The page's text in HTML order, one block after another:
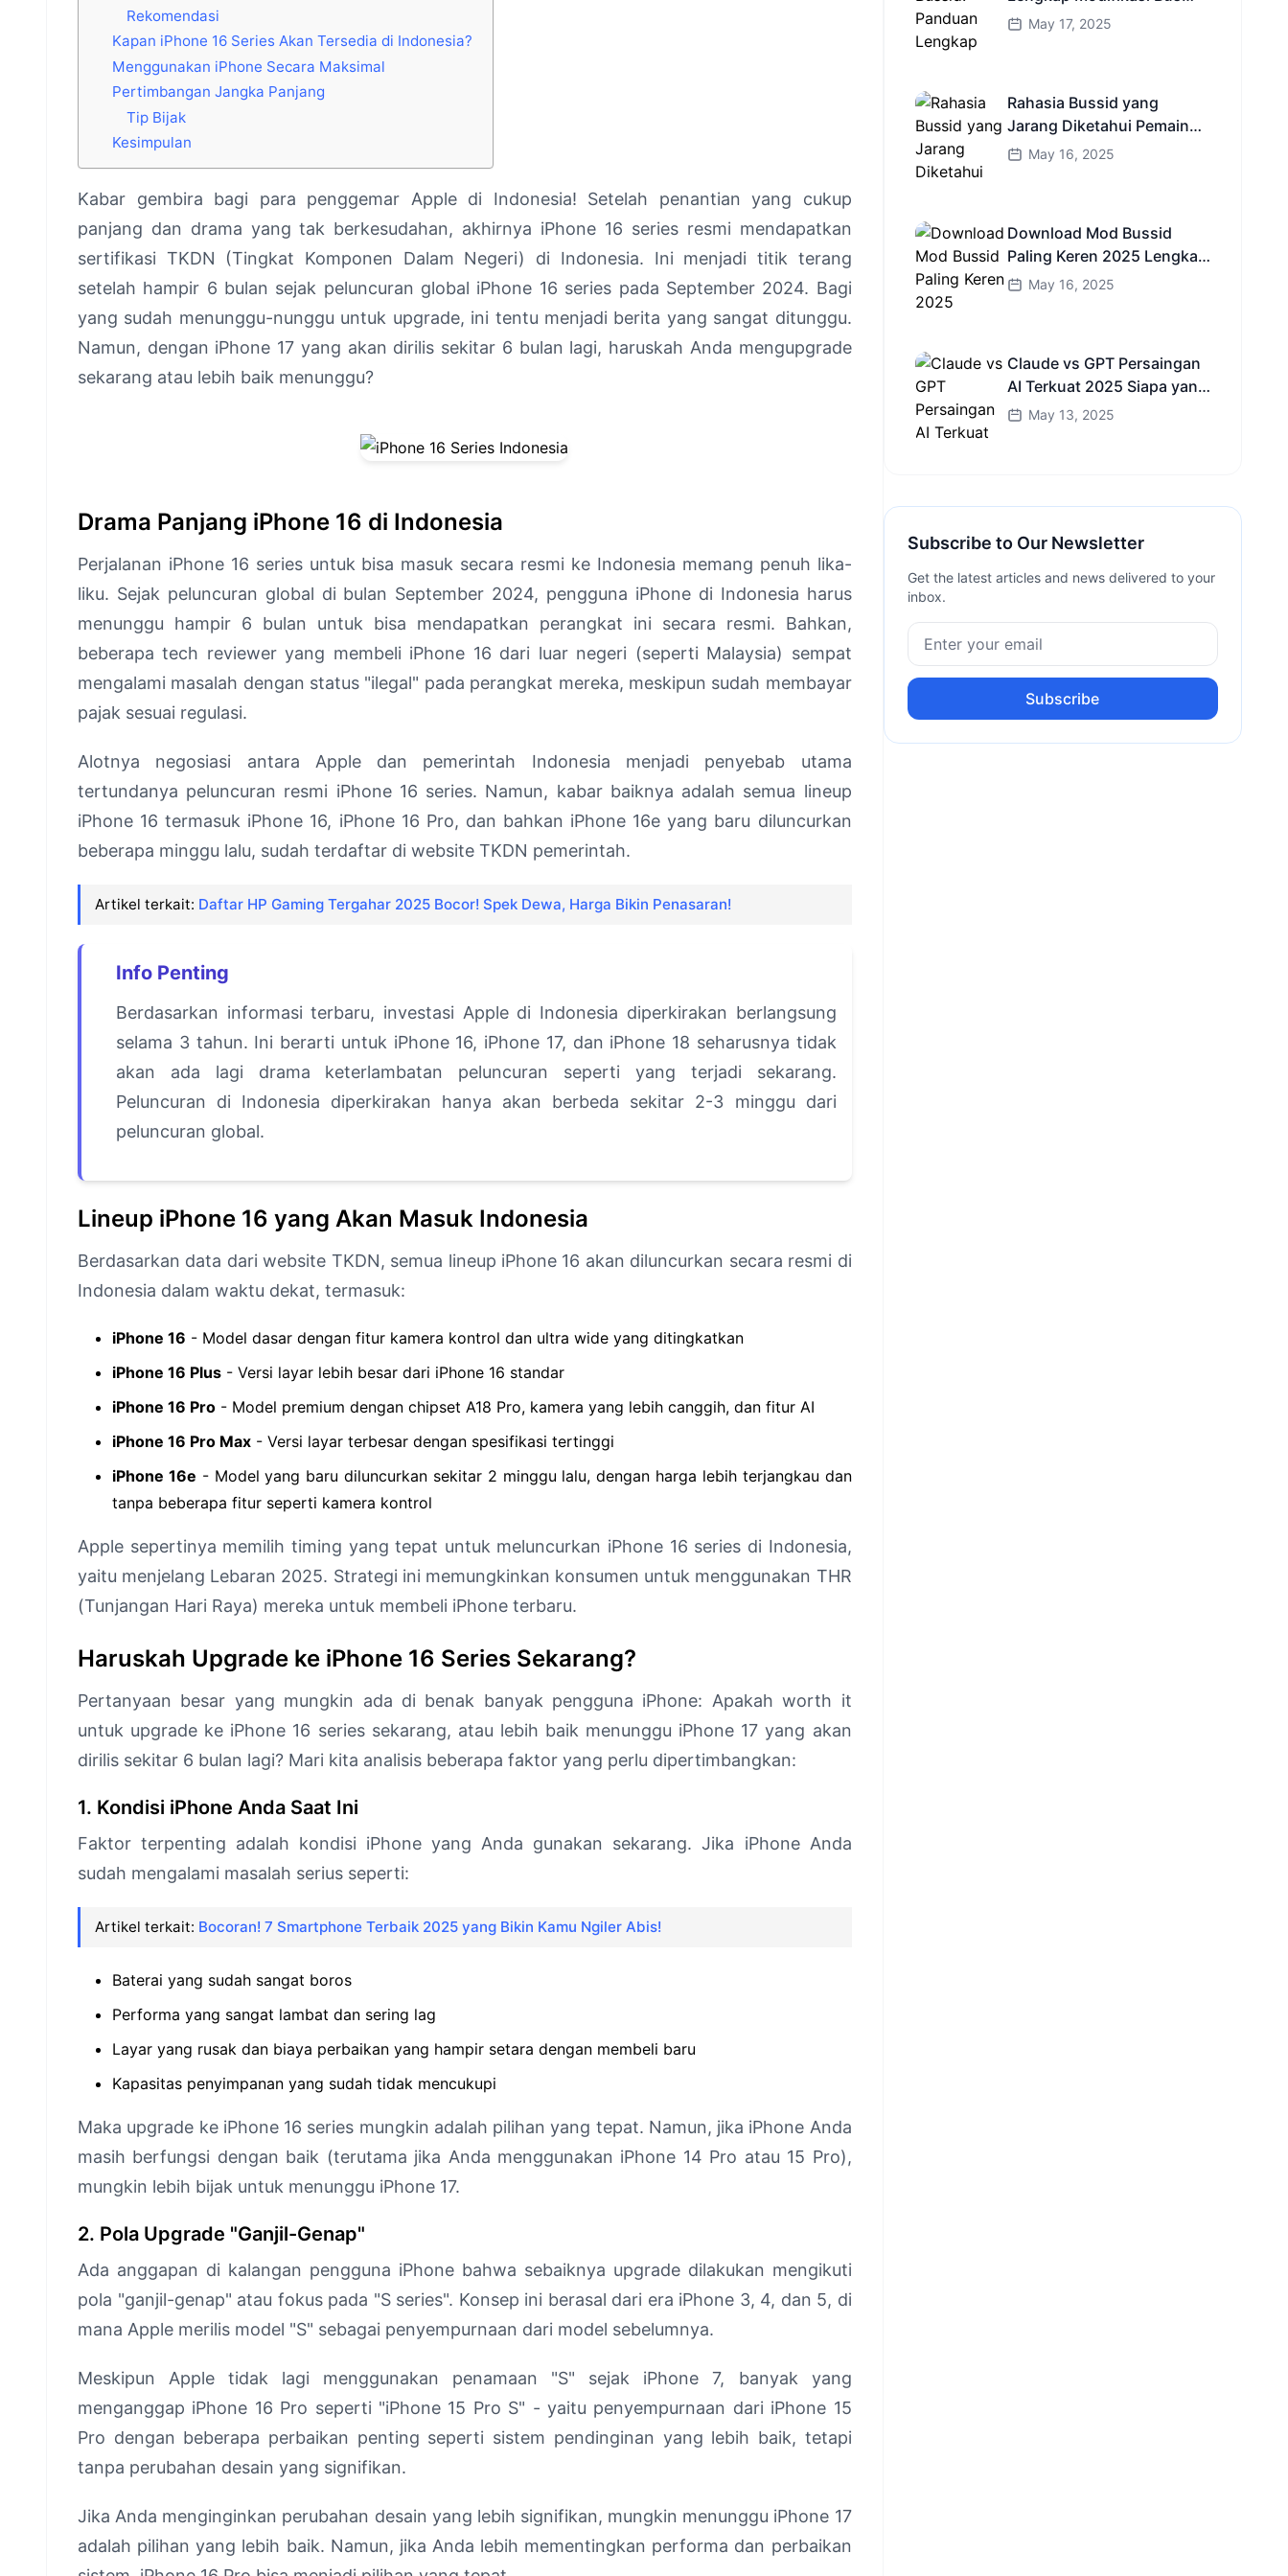
Rekomendasi
Kapan iPhone 16 Series Akan Tersedia di Indonesia?
Menggunakan iPhone Secara Maksimal
Pertimbangan Jangka Panjang
Tip Bijak
Kesimpulan
Kabar gembira bagi para penggemar Apple di Indonesia! Setelah penantian yang cukup
panjang dan drama yang tak berkesudahan, akhirnya iPhone 16 series resmi mendapatkan
sertifikasi TKDN (Tingkat Komponen Dalam Negeri) di Indonesia. Ini menjadi titik terang
setelah hampir 6 bulan sejak peluncuran global iPhone 16 series pada September 2024. Bagi
yang sudah menunggu-nunggu untuk upgrade, ini tentu menjadi berita yang sangat ditunggu.
Namun, dengan iPhone 17 yang akan dirilis sekitar 6 bulan lagi, haruskah Anda mengupgrade
sekarang atau lebih baik menunggu?
Drama Panjang iPhone 16 di Indonesia
Perjalanan iPhone 16 series untuk bisa masuk secara resmi ke Indonesia memang penuh lika-
liku. Sejak peluncuran global di bulan September 2024, pengguna iPhone di Indonesia harus
menunggu hampir 6 bulan untuk bisa mendapatkan perangkat ini secara resmi. Bahkan,
beberapa tech reviewer yang membeli iPhone 16 dari luar negeri (seperti Malaysia) sempat
mengalami masalah dengan status "ilegal" pada perangkat mereka, meskipun sudah membayar
pajak sesuai regulasi.
Alotnya negosiasi antara Apple dan pemerintah Indonesia menjadi penyebab utama
tertundanya peluncuran resmi iPhone 16 series. Namun, kabar baiknya adalah semua lineup
iPhone 16 termasuk iPhone 16, iPhone 16 Pro, dan bahkan iPhone 16e yang baru diluncurkan
beberapa minggu lalu, sudah terdaftar di website TKDN pemerintah.
Artikel terkait: Daftar HP Gaming Tergahar 2025 Bocor! Spek Dewa, Harga Bikin Penasaran!
Info Penting
Berdasarkan informasi terbaru, investasi Apple di Indonesia diperkirakan berlangsung
selama 3 tahun. Ini berarti untuk iPhone 16, iPhone 17, dan iPhone 18 seharusnya tidak
akan ada lagi drama keterlambatan peluncuran seperti yang terjadi sekarang.
Peluncuran di Indonesia diperkirakan hanya akan berbeda sekitar 2-3 minggu dari
peluncuran global.
Lineup iPhone 16 yang Akan Masuk Indonesia
Berdasarkan data dari website TKDN, semua lineup iPhone 16 akan diluncurkan secara resmi di
Indonesia dalam waktu dekat, termasuk:
iPhone 16 - Model dasar dengan fitur kamera kontrol dan ultra wide yang ditingkatkan
iPhone 16 Plus - Versi layar lebih besar dari iPhone 16 standar
iPhone 16 Pro - Model premium dengan chipset A18 Pro, kamera yang lebih canggih, dan fitur AI
iPhone 16 Pro Max - Versi layar terbesar dengan spesifikasi tertinggi
iPhone 16e - Model yang baru diluncurkan sekitar 2 minggu lalu, dengan harga lebih terjangkau dan
tanpa beberapa fitur seperti kamera kontrol
Apple sepertinya memilih timing yang tepat untuk meluncurkan iPhone 16 series di Indonesia,
yaitu menjelang Lebaran 2025. Strategi ini memungkinkan konsumen untuk menggunakan THR
(Tunjangan Hari Raya) mereka untuk membeli iPhone terbaru.
Haruskah Upgrade ke iPhone 16 Series Sekarang?
Pertanyaan besar yang mungkin ada di benak banyak pengguna iPhone: Apakah worth it
untuk upgrade ke iPhone 16 series sekarang, atau lebih baik menunggu iPhone 17 yang akan
dirilis sekitar 6 bulan lagi? Mari kita analisis beberapa faktor yang perlu dipertimbangkan:
1. Kondisi iPhone Anda Saat Ini
Faktor terpenting adalah kondisi iPhone yang Anda gunakan sekarang. Jika iPhone Anda
sudah mengalami masalah serius seperti:
Artikel terkait: Bocoran! 7 Smartphone Terbaik 2025 yang Bikin Kamu Ngiler Abis!
Baterai yang sudah sangat boros
Performa yang sangat lambat dan sering lag
Layar yang rusak dan biaya perbaikan yang hampir setara dengan membeli baru
Kapasitas penyimpanan yang sudah tidak mencukupi
Maka upgrade ke iPhone 16 series mungkin adalah pilihan yang tepat. Namun, jika iPhone Anda
masih berfungsi dengan baik (terutama jika Anda menggunakan iPhone 14 Pro atau 15 Pro),
mungkin lebih bijak untuk menunggu iPhone 17.
2. Pola Upgrade "Ganjil-Genap"
Ada anggapan di kalangan pengguna iPhone bahwa sebaiknya upgrade dilakukan mengikuti
pola "ganjil-genap" atau fokus pada "S series". Konsep ini berasal dari era iPhone 3, 4, dan 5, di
mana Apple merilis model "S" sebagai penyempurnaan dari model sebelumnya.
Meskipun Apple tidak lagi menggunakan penamaan "S" sejak iPhone 7, banyak yang
menganggap iPhone 16 Pro seperti "iPhone 15 Pro S" - yaitu penyempurnaan dari iPhone 15
Pro dengan beberapa perbaikan penting seperti sistem pendinginan yang lebih baik, tetapi
tanpa perubahan desain yang signifikan.
Jika Anda menginginkan perubahan desain yang lebih signifikan, mungkin menunggu iPhone 17
adalah pilihan yang lebih baik. Namun, jika Anda lebih mementingkan performa dan perbaikan
Simulator Indonesia
May 17, 2025
Rahasia Bussid yang
Jarang Diketahui Pemain
Baru Kamu Wajib Coba!
May 16, 2025
Download Mod Bussid
Paling Keren 2025 Lengkap
Mobil Bus dan Truk HD
May 16, 2025
Claude vs GPT Persaingan
AI Terkuat 2025 Siapa yang
Lebih Cerdas?
May 13, 2025
Subscribe to Our Newsletter
Get the latest articles and news delivered to your
inbox.
Subscribe